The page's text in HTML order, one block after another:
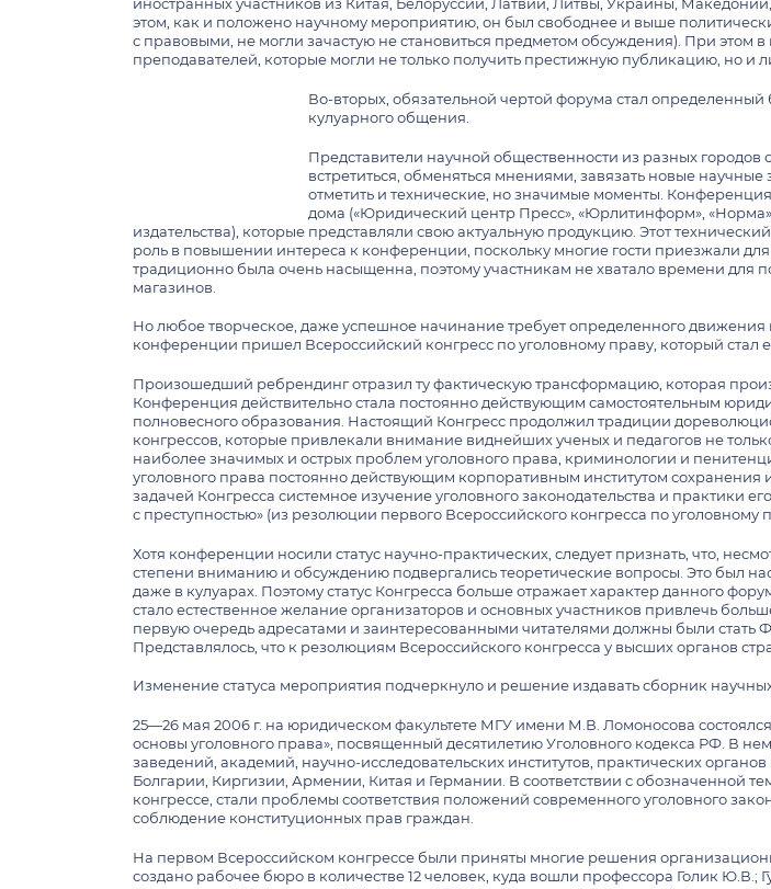
Контактная информация
Правила внутреннего распорядка в общежитиях МГУ имени М.В.
Объявления
Расценки на платные услуги, оказываемые Юридическим
факультетом МГУ в 2026/27 учебном году
Памятка для студентов, обучающихся на контрактной основе
Центр правовых исследований в сфере банковской деятельности
Центр правовых исследований искусственного интеллекта и
цифровой экономики
Научно-образовательный центр «Конкурентное право и
антимонопольное регулирование»
Центр трудового права и права социального обеспечения
Ситуационный центр правовых инициатив
Научно-образовательный центр «Эмпирические исследования
права»
иностранных участников из Китая, Белоруссии, Латвии, Литвы, Украины,
этом, как и положено научному мероприятию, он был свободнее и выше
с правовыми, не могли зачастую не становиться предметом обсуждения). При
преподавателей, которые могли не только получить престижную публикацию, но и
Во-вторых, обязательной чертой форума стал
кулуарного общения.
Представители научной общественности из разных городов
встретиться, обменяться мнениями, завязать новые
отметить и технические, но значимые моменты.
дома («Юридический центр Пресс», «Юрлитинформ», «Норма»,
издательства), которые представляли свою актуальную продукцию. Этот
роль в повышении интереса к конференции, поскольку многие гости приезжали
традиционно была очень насыщенна, поэтому участникам не хватало времени
магазинов.
Но любое творческое, даже успешное начинание требует определенного
конференции пришел Всероссийский конгресс по уголовному праву, который
Произошедший ребрендинг отразил ту фактическую трансформацию, которая
Конференция действительно стала постоянно действующим самостоятельным
полновесного образования. Настоящий Конгресс продолжил традиции
конгрессов, которые привлекали внимание виднейших ученых и педагогов не
наиболее значимых и острых проблем уголовного права, криминологии и
уголовного права постоянно действующим корпоративным институтом
задачей Конгресса системное изучение уголовного законодательства и практики
с преступностью» (из резолюции первого Всероссийского конгресса по уголовному
Хотя конференции носили статус научно-практических, следует признать, что,
степени вниманию и обсуждению подвергались теоретические вопросы. Это был
даже в кулуарах. Поэтому статус Конгресса больше отражает характер данного
стало естественное желание организаторов и основных участников привлечь
первую очередь адресатами и заинтересованными читателями должны были
Представлялось, что к резолюциям Всероссийского конгресса у высших органов
Изменение статуса мероприятия подчеркнуло и решение издавать сборник
25—26 мая 2006 г. на юридическом факультете МГУ имени М.В. Ломоносова
основы уголовного права», посвященный десятилетию Уголовного кодекса РФ. В
заведений, академий, научно-исследовательских институтов, практических
Болгарии, Киргизии, Армении, Китая и Германии. В соответствии с
конгрессе, стали проблемы соответствия положений современного уголовного
соблюдение конституционных прав граждан.
На первом Всероссийском конгрессе были приняты многие решения
создано рабочее бюро в количестве 12 человек, куда вошли профессора Голик